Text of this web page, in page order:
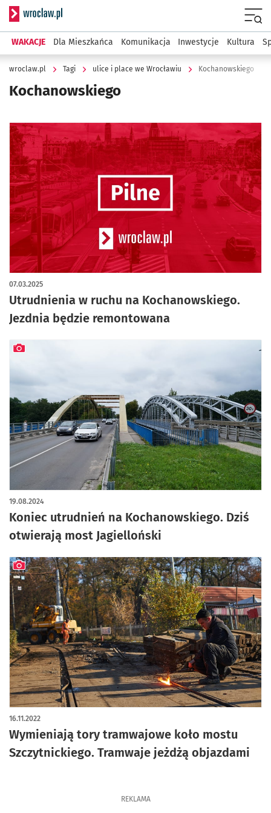
Serwis informacyjny wroclaw.pl
WAKACJE Dla Mieszkańca Komunikacja Inwestycje Kultura
wroclaw.pl Tagi ulice i place we Wrocławiu Kochanowskiego
Kochanowskiego
Utrudnienia w ruchu na Kochanowskiego.
Jezdnia będzie remontowana
07.03.2025
Koniec utrudnień na Kochanowskiego. Dziś
otwierają most Jagielloński
19.08.2024
artykuł z galerią zdjęć
Wymieniają tory tramwajowe koło mostu
Szczytnickiego. Tramwaje jeżdżą objazdami
16.11.2022
artykuł z galerią zdjęć
REKLAMA